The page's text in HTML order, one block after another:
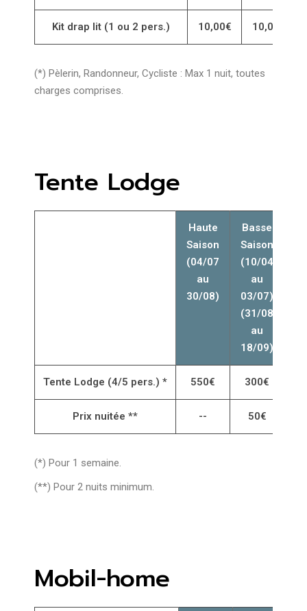
Kit drap lit (1 ou 2 pers.) 10,00€ 10,00€
(*) Pèlerin, Randonneur, Cycliste : Max 1 nuit, toutes
charges comprises.
Tente Lodge
Haute
Saison
(04/07
au
30/08)
Basse
Saison
(10/04
au
03/07)
(31/08
au
18/09)
Tente Lodge (4/5 pers.) * 550€ 300€
Prix nuitée ** -- 50€
(*) Pour 1 semaine.
(**) Pour 2 nuits minimum.
Mobil-home